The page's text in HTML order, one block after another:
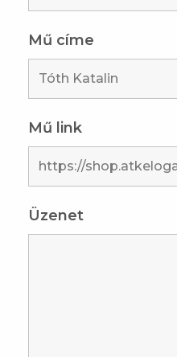
Mű címe
Mű link
Üzenet